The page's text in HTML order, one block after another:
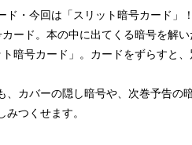
ド・今回は「スリット暗号カード」！
ード。本の中に出てくる暗号を解
暗号カード」。カードをずらすと
、カバーの隠し暗号や、次巻予告
みつくせます。